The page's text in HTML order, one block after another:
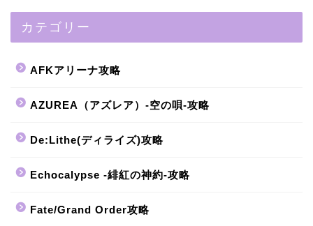
カテゴリー
AFKアリーナ攻略
AZUREA（アズレア）-空の唄-攻略
De:Lithe(ディライズ)攻略
Echocalypse -緋紅の神約-攻略
Fate/Grand Order攻略